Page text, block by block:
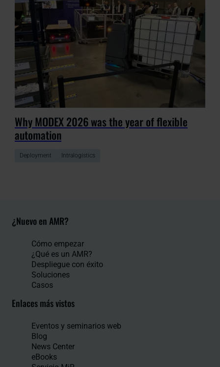
Why MODEX 2026 was the year of flexible
automation
Deployment Intralogistics
¿Nuevo en AMR?
Cómo empezar
¿Qué es un AMR?
Despliegue con éxito
Soluciones
Casos
Enlaces más vistos
Eventos y seminarios web
Blog
News Center
eBooks